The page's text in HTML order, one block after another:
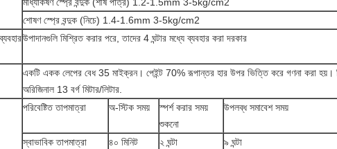
শোষণ স্প্রে বন্দুক (নিচে) 1.4-1.6mm 3-5kg/cm2
উপাদানগুলি মিশ্রিত করার পরে, তাদের 4 ঘন্টার মধ্যে ব্যবহার করা দরকার
একটি একক লেপের বেধ 35 মাইক্রন। পেইন্ট 70% রূপান্তর হার উপর ভিত্তি করে গণনা করা হয়।
অরিজিনাল 13 বর্গ মিটার/লিটার.
পরিবেষ্টিত তাপমাত্রা অ-স্টিক সময়
স্পর্শ করার সময়
শুকনো
উপলব্ধ সমাবেশ সময়
স্বাভাবিক তাপমাত্রা
৪০ মিনিট ২ ঘন্টা ৯ ঘন্টা